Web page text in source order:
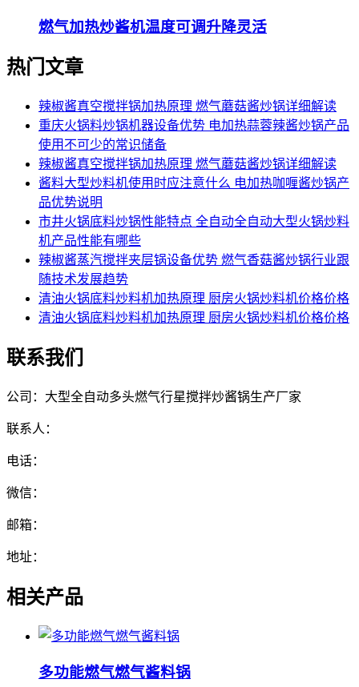
燃气加热炒酱机温度可调升降灵活
热门文章
辣椒酱真空搅拌锅加热原理 燃气蘑菇酱炒锅详细解读
重庆火锅料炒锅机器设备优势 电加热蒜蓉辣酱炒锅产品
使用不可少的常识储备
辣椒酱真空搅拌锅加热原理 燃气蘑菇酱炒锅详细解读
酱料大型炒料机使用时应注意什么 电加热咖喱酱炒锅产
品优势说明
市井火锅底料炒锅性能特点 全自动全自动大型火锅炒料
机产品性能有哪些
辣椒酱蒸汽搅拌夹层锅设备优势 燃气香菇酱炒锅行业跟
随技术发展趋势
清油火锅底料炒料机加热原理 厨房火锅炒料机价格价格
清油火锅底料炒料机加热原理 厨房火锅炒料机价格价格
联系我们
公司：大型全自动多头燃气行星搅拌炒酱锅生产厂家
联系人：
电话：
微信：
邮箱：
地址：
相关产品
多功能燃气燃气酱料锅